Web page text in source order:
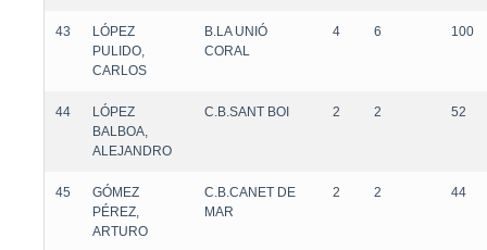
43
LÓPEZ
PULIDO,
CARLOS
B.LA UNIÓ
CORAL
4 6 100
44
LÓPEZ
BALBOA,
ALEJANDRO
C.B.SANT BOI 2 2 52
45
GÓMEZ
PÉREZ,
ARTURO
C.B.CANET DE
MAR
2 2 44